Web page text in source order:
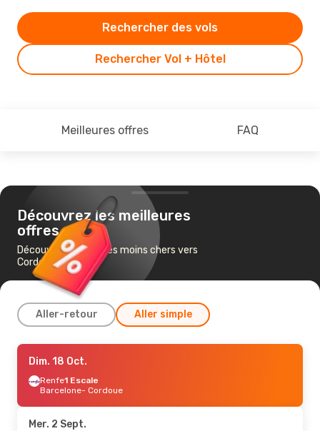
Rechercher Vol + Hôtel
Rechercher des vols
Meilleures offres FAQ
Découvrez les meilleures
offres
Découvrez les vols les moins chers vers
Cordoue
Aller-retour Aller simple
Dim. 6 Sept.
RenfeDirect
Séville- Cordoue
Cordoue- Séville
Dim. 18 Oct.
Renfe1 Escale
Barcelone- Cordoue
Mer. 2 Sept.